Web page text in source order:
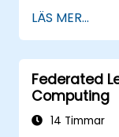
Integrera
och
Ta
LÄS MER...
Federated
Computing
14 Timmar